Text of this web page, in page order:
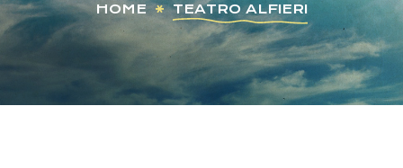
HOME TEATRO ALFIERI